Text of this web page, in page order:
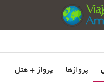
پروازها پرواز + هتل